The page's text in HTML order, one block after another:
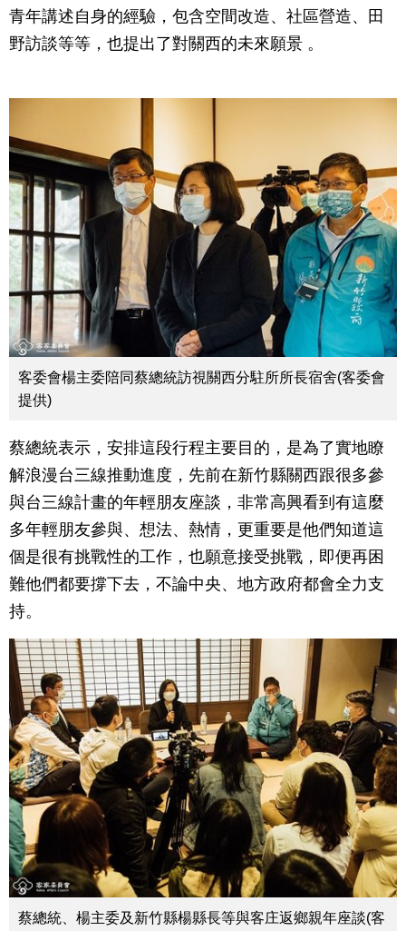
青年講述自身的經驗，包含空間改造、社區營造、田
野訪談等等，也提出了對關西的未來願景 。
客委會楊主委陪同蔡總統訪視關西分駐所所長宿舍(客委會
提供)
蔡總統表示，安排這段行程主要目的，是為了實地瞭
解浪漫台三線推動進度，先前在新竹縣關西跟很多參
與台三線計畫的年輕朋友座談，非常高興看到有這麼
多年輕朋友參與、想法、熱情，更重要是他們知道這
個是很有挑戰性的工作，也願意接受挑戰，即便再困
難他們都要撐下去，不論中央、地方政府都會全力支
持。
蔡總統、楊主委及新竹縣楊縣長等與客庄返鄉親年座談(客